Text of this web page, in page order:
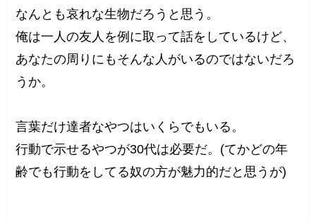
なんとも哀れな生物だろうと思う。
俺は一人の友人を例に取って話をしているけど、
あなたの周りにもそんな人がいるのではないだろ
うか。
言葉だけ達者なやつはいくらでもいる。
行動で示せるやつが30代は必要だ。(てかどの年
齢でも行動をしてる奴の方が魅力的だと思うが)